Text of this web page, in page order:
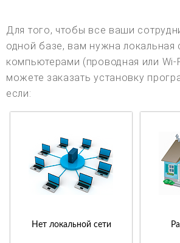
Для того, чтобы все ваши
одной базе, вам нужна локальная
компьютерами (проводная или
можете заказать установку
если:
Нет локальной сети